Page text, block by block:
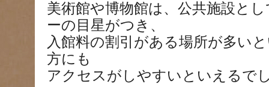
美術館や博物館は、公共施設と
ーの目星がつき、
入館料の割引がある場所が多い
方にも
アクセスがしやすいといえるで